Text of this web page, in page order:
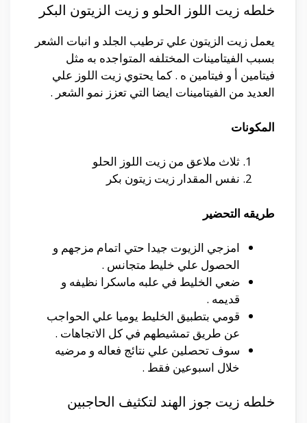
خلطه زيت اللوز الحلو و زيت الزيتون البكر
يعمل زيت الزيتون علي ترطيب الجلد و انبات الشعر
بسبب الفيتامينات المختلفه المتواجده به مثل
فيتامين أ و فيتامين ه . كما يحتوي زيت اللوز علي
العديد من الفيتامينات ايضا التي تعزز نمو الشعر .
المكونات
ثلاث ملاعق من زيت اللوز الحلو
نفس المقدار زيت زيتون بكر
طريقه التحضير
امزجي الزيوت جيدا حتي اتمام مزجهم و
الحصول علي خليط متجانس .
ضعي الخليط في علبه ماسكرا نظيفه و
قديمه .
قومي بتطبيق الخليط يوميا علي الحواجب
عن طريق تمشيطهم في كل الاتجاهات .
سوف تحصلين علي نتائج فعاله و مرضيه
خلال اسبوعين فقط .
خلطه زيت جوز الهند لتكثيف الحاجبين